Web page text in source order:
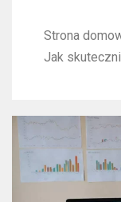
Strona
Jak